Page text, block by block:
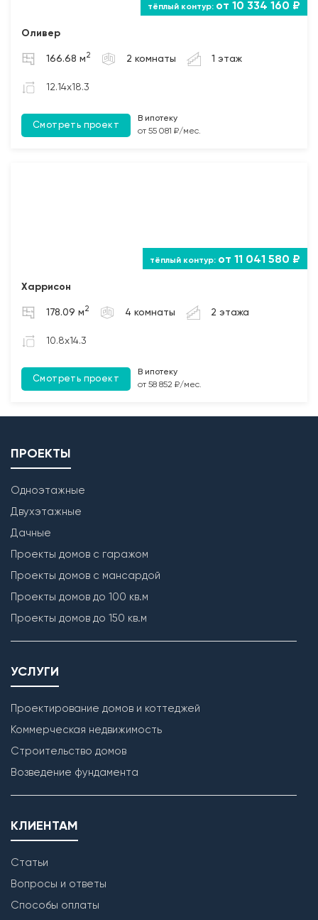
от 10 334 160 ₽
Оливер
166.68 м 2 2 комнаты 1 этаж
12.14x18.3
Смотреть проект
В ипотеку
от 55 081 ₽/мес.
от 11 041 580 ₽
Харрисон
178.09 м 2 4 комнаты 2 этажа
10.8x14.3
Смотреть проект
В ипотеку
от 58 852 ₽/мес.
ПРОЕКТЫ
Одноэтажные
Двухэтажные
Дачные
Проекты домов с гаражом
Проекты домов с мансардой
Проекты домов до 100 кв.м
Проекты домов до 150 кв.м
УСЛУГИ
Проектирование домов и коттеджей
Коммерческая недвижимость
Строительство домов
Возведение фундамента
КЛИЕНТАМ
Статьи
Вопросы и ответы
Способы оплаты